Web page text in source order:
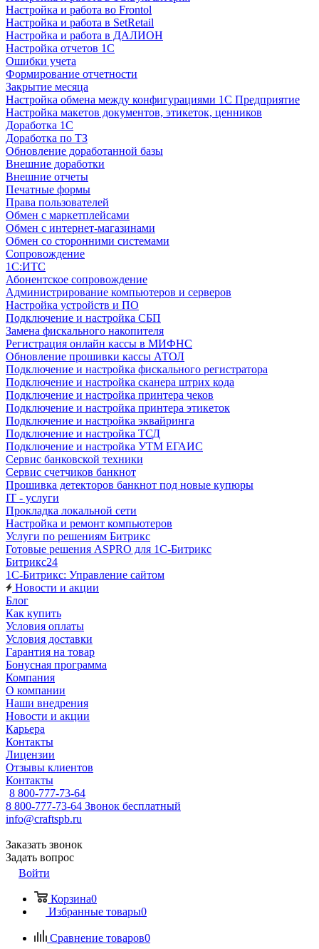
Настройка и работа во Frontol
Настройка и работа в SetRetail
Настройка и работа в ДАЛИОН
Настройка отчетов 1С
Ошибки учета
Формирование отчетности
Закрытие месяца
Настройка обмена между конфигурациями 1С Предприятие
Настройка макетов документов, этикеток, ценников
Доработка 1С
Доработка по ТЗ
Обновление доработанной базы
Внешние доработки
Внешние отчеты
Печатные формы
Права пользователей
Обмен с маркетплейсами
Обмен с интернет-магазинами
Обмен со сторонними системами
Сопровождение
1C:ИТС
Абонентское сопровождение
Администрирование компьютеров и серверов
Настройка устройств и ПО
Подключение и настройка СБП
Замена фискального накопителя
Регистрация онлайн кассы в МИФНС
Обновление прошивки кассы АТОЛ
Подключение и настройка фискального регистратора
Подключение и настройка сканера штрих кода
Подключение и настройка принтера чеков
Подключение и настройка принтера этикеток
Подключение и настройка эквайринга
Подключение и настройка ТСД
Подключение и настройка УТМ ЕГАИС
Сервис банковской техники
Сервис счетчиков банкнот
Прошивка детекторов банкнот под новые купюры
IT - услуги
Прокладка локальной сети
Настройка и ремонт компьютеров
Услуги по решениям Битрикс
Готовые решения ASPRO для 1С-Битрикс
Битрикс24
1С-Битрикс: Управление сайтом
Новости и акции
Блог
Как купить
Условия оплаты
Условия доставки
Гарантия на товар
Бонусная программа
Компания
О компании
Наши внедрения
Новости и акции
Карьера
Контакты
Лицензии
Отзывы клиентов
Контакты
8 800-777-73-64
8 800-777-73-64 Звонок бесплатный
info@craftspb.ru
Заказать звонок
Задать вопрос
Войти
Корзина0
Избранные товары0
Сравнение товаров0